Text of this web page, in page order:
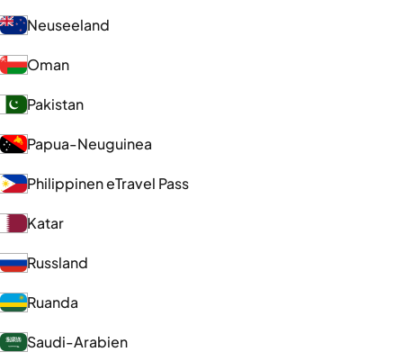
Neuseeland
Oman
Pakistan
Papua-Neuguinea
Philippinen eTravel Pass
Katar
Russland
Ruanda
Saudi-Arabien